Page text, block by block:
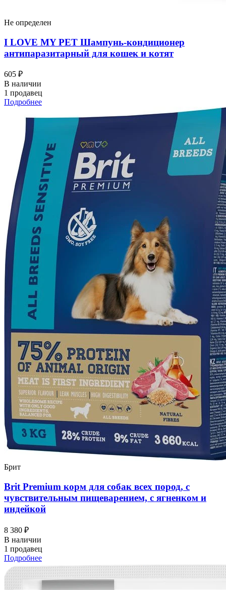
Не определен
I LOVЕ MY PET Шампунь-кондиционер
антипаразитарный для кошек и котят
605 ₽
В наличии
1 продавец
Подробнее
Брит
Brit Premium корм для собак всех пород, с
чувствительным пищеварением, с ягненком и
индейкой
8 380 ₽
В наличии
1 продавец
Подробнее